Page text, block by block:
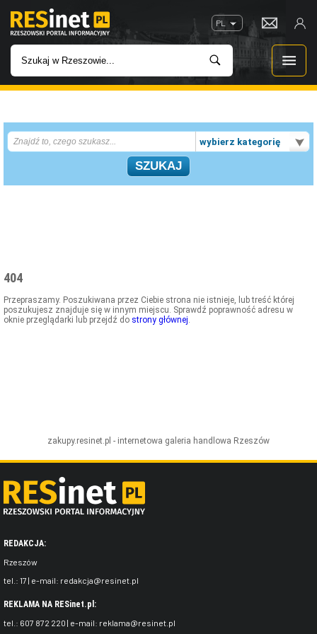
PL
INWESTYCJE
IMPREZY
GASTRONOMIA
wybierz kategorię
404
Przepraszamy. Poszukiwana przez Ciebie strona nie istnieje, lub treść której
poszukujesz znajduje się w innym miejscu. Sprawdź poprawność adresu w
oknie przeglądarki lub przejdź do strony głównej.
zakupy.resinet.pl - internetowa galeria handlowa Rzeszów
REDAKCJA:
Rzeszów
tel.: 17 | e-mail: redakcja@resinet.pl
REKLAMA NA RESinet.pl:
tel.: 607 872 220 | e-mail: reklama@resinet.pl